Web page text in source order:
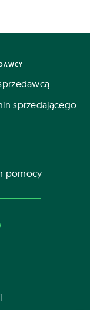
sprzedającego
pomocy